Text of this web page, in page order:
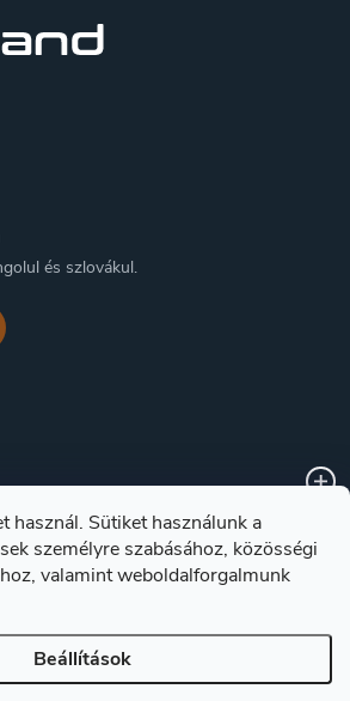
használ. Sütiket használunk a
személyre szabásához, közösségi
valamint weboldalforgalmunk
Beállítások
és szlovákul.
késekröl